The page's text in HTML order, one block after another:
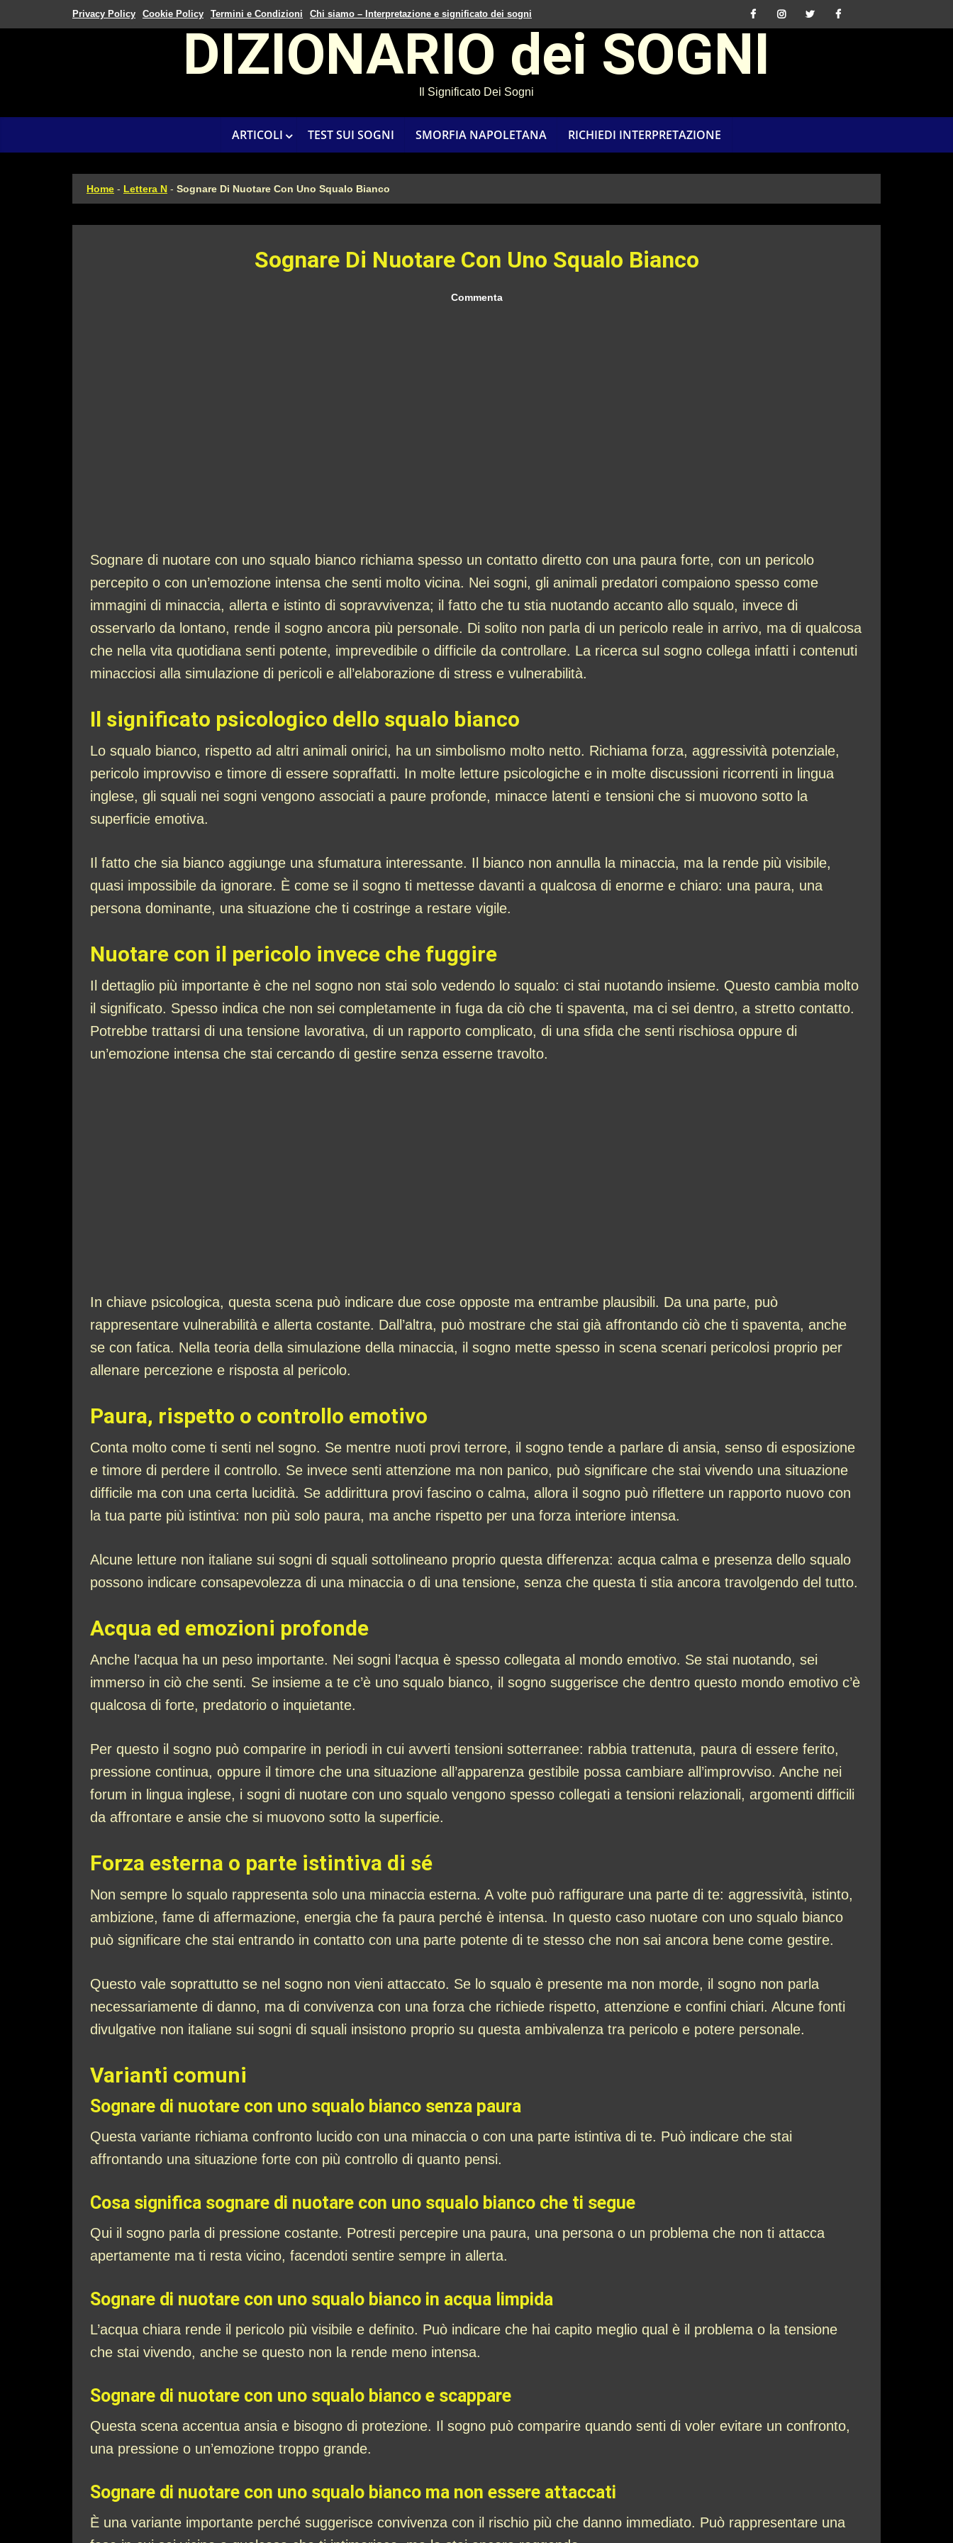
Privacy Policy Cookie Policy Termini e Condizioni Chi siamo – Interpretazione e significato dei sogni
DIZIONARIO dei SOGNI
Il Significato Dei Sogni
ARTICOLI TEST SUI SOGNI SMORFIA NAPOLETANA RICHIEDI INTERPRETAZIONE
Home - Lettera N - Sognare Di Nuotare Con Uno Squalo Bianco
Sognare Di Nuotare Con Uno Squalo Bianco
Commenta
Sognare di nuotare con uno squalo bianco richiama spesso un contatto diretto con una paura forte, con un pericolo
percepito o con un’emozione intensa che senti molto vicina. Nei sogni, gli animali predatori compaiono spesso come
immagini di minaccia, allerta e istinto di sopravvivenza; il fatto che tu stia nuotando accanto allo squalo, invece di
osservarlo da lontano, rende il sogno ancora più personale. Di solito non parla di un pericolo reale in arrivo, ma di qualcosa
che nella vita quotidiana senti potente, imprevedibile o difficile da controllare. La ricerca sul sogno collega infatti i contenuti
minacciosi alla simulazione di pericoli e all’elaborazione di stress e vulnerabilità.
Il significato psicologico dello squalo bianco
Lo squalo bianco, rispetto ad altri animali onirici, ha un simbolismo molto netto. Richiama forza, aggressività potenziale,
pericolo improvviso e timore di essere sopraffatti. In molte letture psicologiche e in molte discussioni ricorrenti in lingua
inglese, gli squali nei sogni vengono associati a paure profonde, minacce latenti e tensioni che si muovono sotto la
superficie emotiva.
Il fatto che sia bianco aggiunge una sfumatura interessante. Il bianco non annulla la minaccia, ma la rende più visibile,
quasi impossibile da ignorare. È come se il sogno ti mettesse davanti a qualcosa di enorme e chiaro: una paura, una
persona dominante, una situazione che ti costringe a restare vigile.
Nuotare con il pericolo invece che fuggire
Il dettaglio più importante è che nel sogno non stai solo vedendo lo squalo: ci stai nuotando insieme. Questo cambia molto
il significato. Spesso indica che non sei completamente in fuga da ciò che ti spaventa, ma ci sei dentro, a stretto contatto.
Potrebbe trattarsi di una tensione lavorativa, di un rapporto complicato, di una sfida che senti rischiosa oppure di
un’emozione intensa che stai cercando di gestire senza esserne travolto.
In chiave psicologica, questa scena può indicare due cose opposte ma entrambe plausibili. Da una parte, può
rappresentare vulnerabilità e allerta costante. Dall’altra, può mostrare che stai già affrontando ciò che ti spaventa, anche
se con fatica. Nella teoria della simulazione della minaccia, il sogno mette spesso in scena scenari pericolosi proprio per
allenare percezione e risposta al pericolo.
Paura, rispetto o controllo emotivo
Conta molto come ti senti nel sogno. Se mentre nuoti provi terrore, il sogno tende a parlare di ansia, senso di esposizione
e timore di perdere il controllo. Se invece senti attenzione ma non panico, può significare che stai vivendo una situazione
difficile ma con una certa lucidità. Se addirittura provi fascino o calma, allora il sogno può riflettere un rapporto nuovo con
la tua parte più istintiva: non più solo paura, ma anche rispetto per una forza interiore intensa.
Alcune letture non italiane sui sogni di squali sottolineano proprio questa differenza: acqua calma e presenza dello squalo
possono indicare consapevolezza di una minaccia o di una tensione, senza che questa ti stia ancora travolgendo del tutto.
Acqua ed emozioni profonde
Anche l’acqua ha un peso importante. Nei sogni l’acqua è spesso collegata al mondo emotivo. Se stai nuotando, sei
immerso in ciò che senti. Se insieme a te c’è uno squalo bianco, il sogno suggerisce che dentro questo mondo emotivo c’è
qualcosa di forte, predatorio o inquietante.
Per questo il sogno può comparire in periodi in cui avverti tensioni sotterranee: rabbia trattenuta, paura di essere ferito,
pressione continua, oppure il timore che una situazione all’apparenza gestibile possa cambiare all’improvviso. Anche nei
forum in lingua inglese, i sogni di nuotare con uno squalo vengono spesso collegati a tensioni relazionali, argomenti difficili
da affrontare e ansie che si muovono sotto la superficie.
Forza esterna o parte istintiva di sé
Non sempre lo squalo rappresenta solo una minaccia esterna. A volte può raffigurare una parte di te: aggressività, istinto,
ambizione, fame di affermazione, energia che fa paura perché è intensa. In questo caso nuotare con uno squalo bianco
può significare che stai entrando in contatto con una parte potente di te stesso che non sai ancora bene come gestire.
Questo vale soprattutto se nel sogno non vieni attaccato. Se lo squalo è presente ma non morde, il sogno non parla
necessariamente di danno, ma di convivenza con una forza che richiede rispetto, attenzione e confini chiari. Alcune fonti
divulgative non italiane sui sogni di squali insistono proprio su questa ambivalenza tra pericolo e potere personale.
Varianti comuni
Sognare di nuotare con uno squalo bianco senza paura
Questa variante richiama confronto lucido con una minaccia o con una parte istintiva di te. Può indicare che stai
affrontando una situazione forte con più controllo di quanto pensi.
Cosa significa sognare di nuotare con uno squalo bianco che ti segue
Qui il sogno parla di pressione costante. Potresti percepire una paura, una persona o un problema che non ti attacca
apertamente ma ti resta vicino, facendoti sentire sempre in allerta.
Sognare di nuotare con uno squalo bianco in acqua limpida
L’acqua chiara rende il pericolo più visibile e definito. Può indicare che hai capito meglio qual è il problema o la tensione
che stai vivendo, anche se questo non la rende meno intensa.
Sognare di nuotare con uno squalo bianco e scappare
Questa scena accentua ansia e bisogno di protezione. Il sogno può comparire quando senti di voler evitare un confronto,
una pressione o un’emozione troppo grande.
Sognare di nuotare con uno squalo bianco ma non essere attaccati
È una variante importante perché suggerisce convivenza con il rischio più che danno immediato. Può rappresentare una